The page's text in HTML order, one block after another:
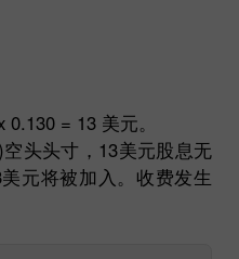
= 13 美元。
头头寸，13美元股息无
元将被加入。收费发生